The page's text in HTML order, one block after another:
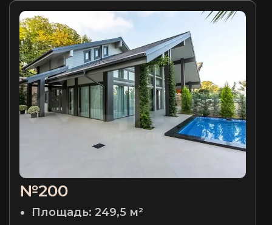
№200
Площадь: 249,5 м²